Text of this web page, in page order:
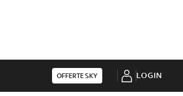
OFFERTE SKY LOGIN